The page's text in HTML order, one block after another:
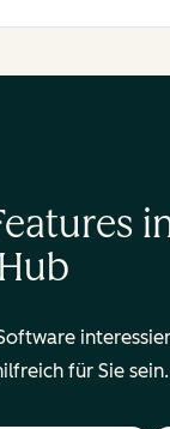
für Sie sein.